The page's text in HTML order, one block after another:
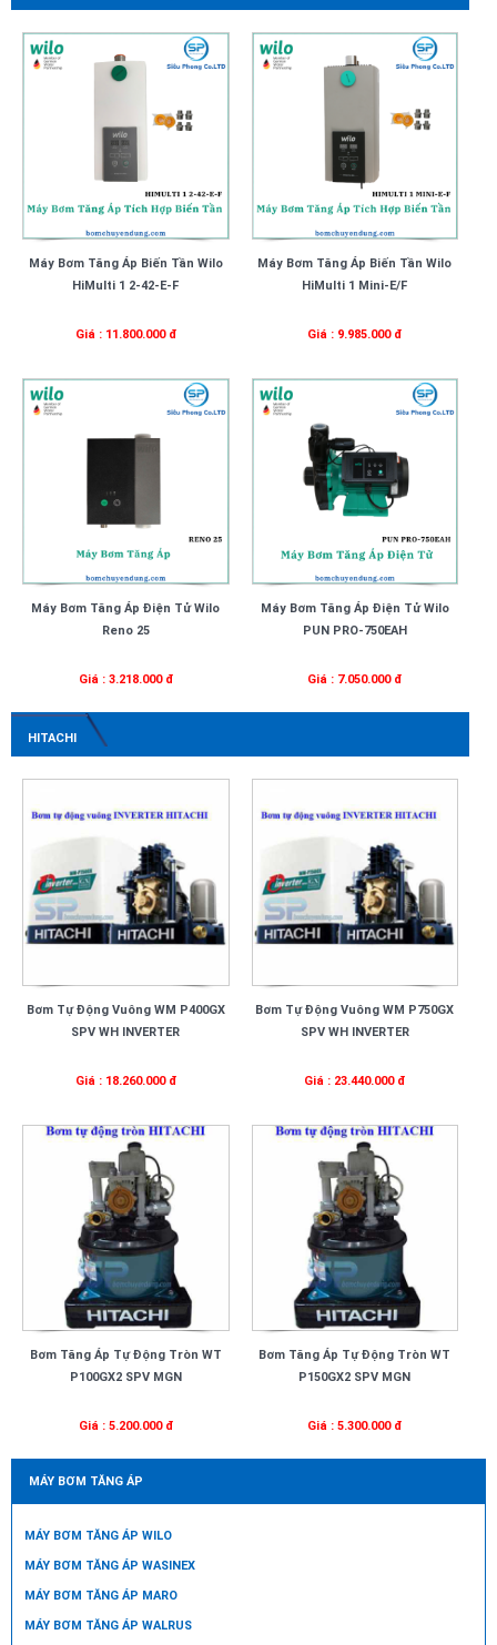
Máy Bơm Tăng Áp Biến Tần Wilo
HiMulti 1 2-42-E-F
Giá : 11.800.000 đ
Máy Bơm Tăng Áp Biến Tần Wilo
HiMulti 1 Mini-E/F
Giá : 9.985.000 đ
Máy Bơm Tăng Áp Điện Tử Wilo
Reno 25
Giá : 3.218.000 đ
Máy Bơm Tăng Áp Điện Tử Wilo
PUN PRO-750EAH
Giá : 7.050.000 đ
HITACHI
Bơm Tự Động Vuông WM P400GX
SPV WH INVERTER
Giá : 18.260.000 đ
Bơm Tự Động Vuông WM P750GX
SPV WH INVERTER
Giá : 23.440.000 đ
Bơm Tăng Áp Tự Động Tròn WT
P100GX2 SPV MGN
Giá : 5.200.000 đ
Bơm Tăng Áp Tự Động Tròn WT
P150GX2 SPV MGN
Giá : 5.300.000 đ
MÁY BƠM TĂNG ÁP
MÁY BƠM TĂNG ÁP WILO
MÁY BƠM TĂNG ÁP WASINEX
MÁY BƠM TĂNG ÁP MARO
MÁY BƠM TĂNG ÁP WALRUS